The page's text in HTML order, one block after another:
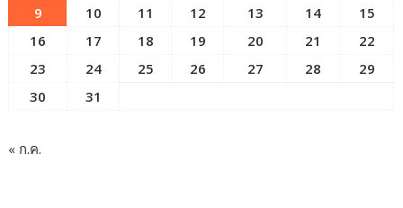
9
10 11 12 13 14
15
16
17 18 19 20 21
22
23
24 25 26 27 28
29
30
31
« ก.ค.